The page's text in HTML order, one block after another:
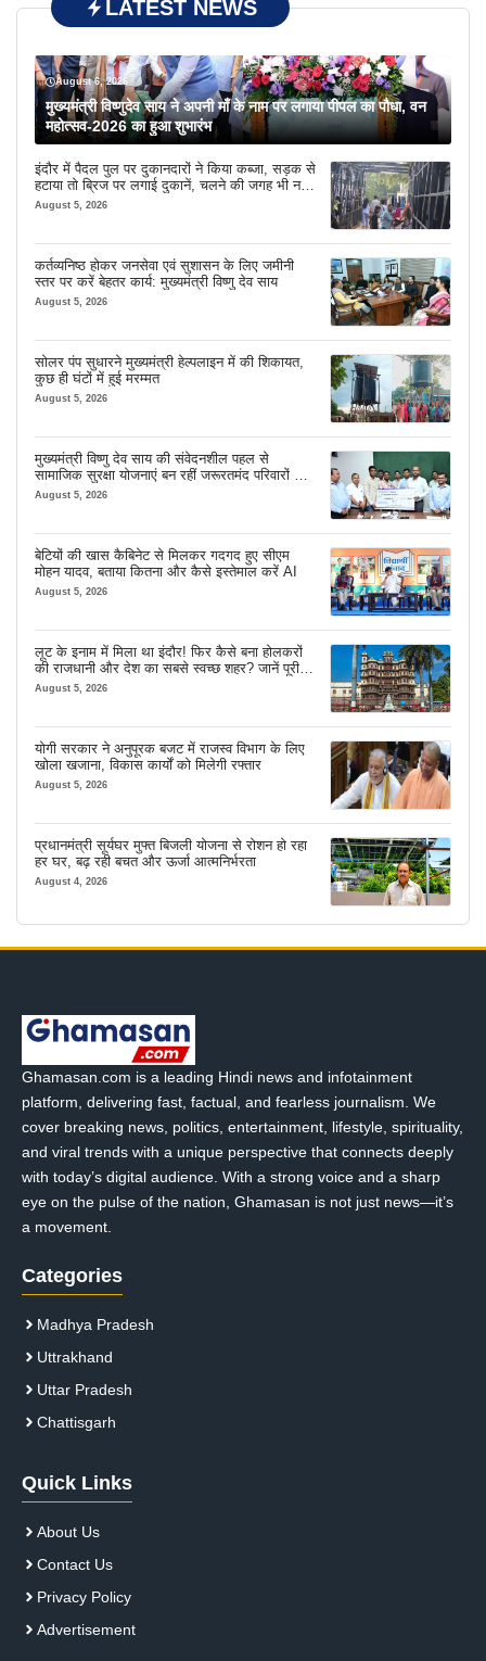
LATEST NEWS
August 6, 2026
मुख्यमंत्री विष्णुदेव साय ने अपनी माँ के नाम पर लगाया पीपल का पौधा, वन
महोत्सव-2026 का हुआ शुभारंभ
इंदौर में पैदल पुल पर दुकानदारों ने किया कब्जा, सड़क से
हटाया तो ब्रिज पर लगाई दुकानें, चलने की जगह भी नहीं
मिल रही
August 5, 2026
कर्तव्यनिष्ठ होकर जनसेवा एवं सुशासन के लिए जमीनी
स्तर पर करें बेहतर कार्य: मुख्यमंत्री विष्णु देव साय
August 5, 2026
सोलर पंप सुधारने मुख्यमंत्री हेल्पलाइन में की शिकायत,
कुछ ही घंटों में हुई मरम्मत
August 5, 2026
मुख्यमंत्री विष्णु देव साय की संवेदनशील पहल से
सामाजिक सुरक्षा योजनाएं बन रहीं जरूरतमंद परिवारों का
मजबूत सहारा
August 5, 2026
बेटियों की खास कैबिनेट से मिलकर गदगद हुए सीएम
मोहन यादव, बताया कितना और कैसे इस्तेमाल करें AI
August 5, 2026
लूट के इनाम में मिला था इंदौर! फिर कैसे बना होलकरों
की राजधानी और देश का सबसे स्वच्छ शहर? जानें पूरी
कहानी
August 5, 2026
योगी सरकार ने अनुपूरक बजट में राजस्व विभाग के लिए
खोला खजाना, विकास कार्यों को मिलेगी रफ्तार
August 5, 2026
प्रधानमंत्री सूर्यघर मुफ्त बिजली योजना से रोशन हो रहा
हर घर, बढ़ रही बचत और ऊर्जा आत्मनिर्भरता
August 4, 2026
Ghamasan.com is a leading Hindi news and infotainment
platform, delivering fast, factual, and fearless journalism. We
cover breaking news, politics, entertainment, lifestyle, spirituality,
and viral trends with a unique perspective that connects deeply
with today’s digital audience. With a strong voice and a sharp
eye on the pulse of the nation, Ghamasan is not just news—it’s
a movement.
Categories
Madhya Pradesh
Uttrakhand
Uttar Pradesh
Chattisgarh
Quick Links
About Us
Contact Us
Privacy Policy
Advertisement